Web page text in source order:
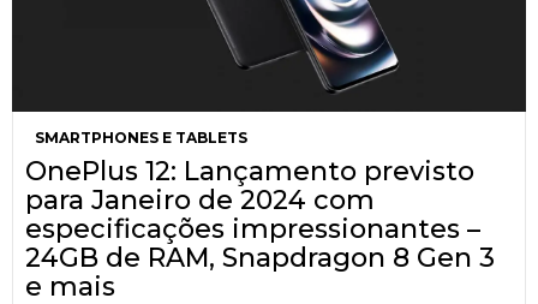
SMARTPHONES E TABLETS
OnePlus 12: Lançamento previsto
para Janeiro de 2024 com
especificações impressionantes –
24GB de RAM, Snapdragon 8 Gen 3
e mais